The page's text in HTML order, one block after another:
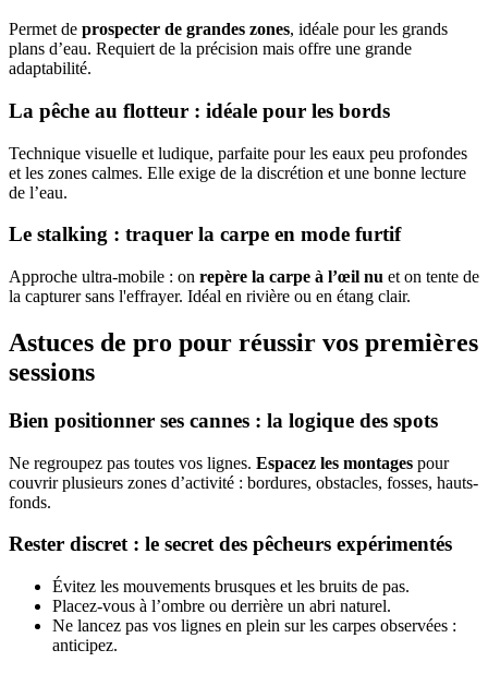
Permet de prospecter de grandes zones, idéale pour les grands
plans d’eau. Requiert de la précision mais offre une grande
adaptabilité.
La pêche au flotteur : idéale pour les bords
Technique visuelle et ludique, parfaite pour les eaux peu profondes
et les zones calmes. Elle exige de la discrétion et une bonne lecture
de l’eau.
Le stalking : traquer la carpe en mode furtif
Approche ultra-mobile : on repère la carpe à l’œil nu et on tente de
la capturer sans l'effrayer. Idéal en rivière ou en étang clair.
Astuces de pro pour réussir vos premières
sessions
Bien positionner ses cannes : la logique des spots
Ne regroupez pas toutes vos lignes. Espacez les montages pour
couvrir plusieurs zones d’activité : bordures, obstacles, fosses, hauts-
fonds.
Rester discret : le secret des pêcheurs expérimentés
Évitez les mouvements brusques et les bruits de pas.
Placez-vous à l’ombre ou derrière un abri naturel.
Ne lancez pas vos lignes en plein sur les carpes observées :
anticipez.